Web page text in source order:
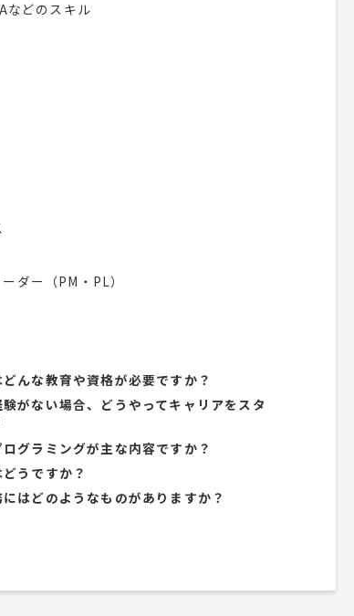
どのスキル
ダー（PM・PL）
んな教育や資格が必要ですか？
がない場合、どうやってキャリアをスタ
グラミングが主な内容ですか？
うですか？
はどのようなものがありますか？